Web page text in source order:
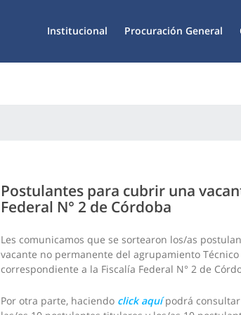
Institucional Procuración General
Postulantes para cubrir una
Federal N° 2 de Córdoba
Les comunicamos que se sortearon los/as
vacante no permanente del agrupamiento
correspondiente a la Fiscalía Federal N° 2 de
Por otra parte, haciendo click aquípodrá